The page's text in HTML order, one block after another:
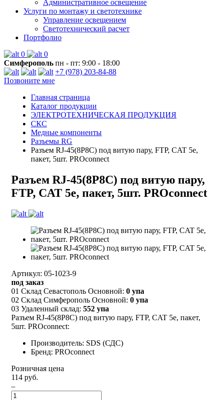
Административное освещение
Услуги по монтажу и светотехнике
Управление освещением
Светотехнический расчет
Портфолио
0
0
Симферополь пн - пт: 9:00 - 18:00
+7 (978) 203-84-88
Позвоните мне
Главная страница
Каталог продукции
ЭЛЕКТРОТЕХНИЧЕСКАЯ ПРОДУКЦИЯ
СКС
Медные компоненты
Разъемы RG
Разъем RJ-45(8P8C) под витую пару, FTP, CAT 5e,
пакет, 5шт. PROconnect
Разъем RJ-45(8P8C) под витую пару,
FTP, CAT 5e, пакет, 5шт. PROconnect
Артикул: 05-1023-9
под заказ
01 Склад Севастополь Основной: 0 упа
02 Склад Симферополь Основной: 0 упа
03 Удаленный склад: 552 упа
Разъем RJ-45(8P8C) под витую пару, FTP, CAT 5e, пакет,
5шт. PROconnect:
Производитель: SDS (СДС)
Бренд: PROconnect
Розничная цена
114 руб.
–